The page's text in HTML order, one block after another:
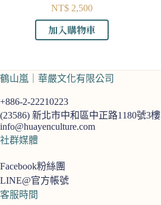
NT$ 2,500
加入購物車
鶴山嵐｜華嚴文化有限公司
+886-2-22210223
(23586) 新北市中和區中正路1180號3樓
info@huayenculture.com
社群媒體
Facebook粉絲團
LINE@官方帳號
客服時間